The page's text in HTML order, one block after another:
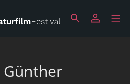
Günther